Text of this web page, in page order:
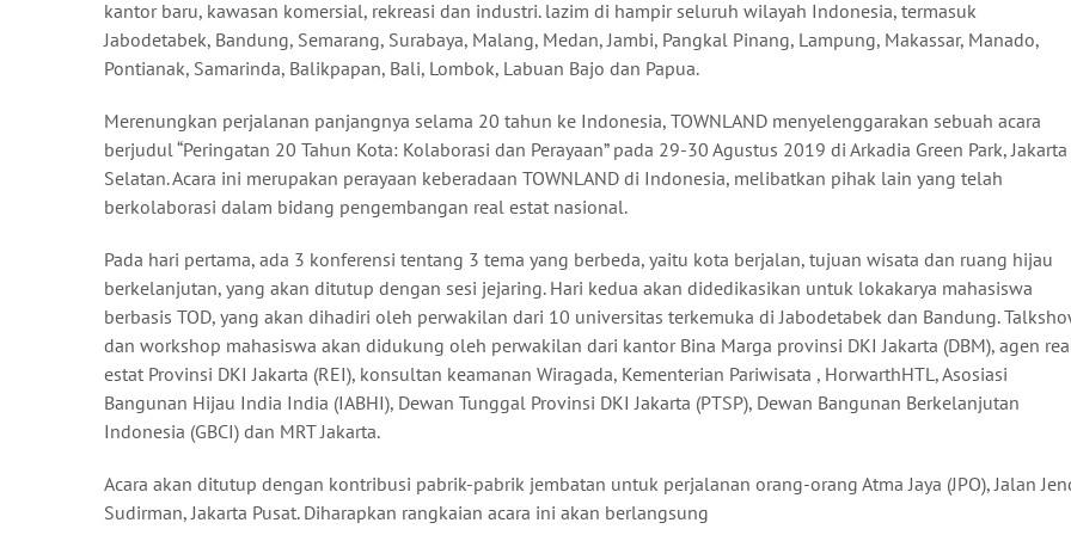
kantor baru, kawasan komersial, rekreasi dan industri. lazim di hampir seluruh wilayah Indonesia, termasuk
Jabodetabek, Bandung, Semarang, Surabaya, Malang, Medan, Jambi, Pangkal Pinang, Lampung, Makassar, Manado,
Pontianak, Samarinda, Balikpapan, Bali, Lombok, Labuan Bajo dan Papua.
Merenungkan perjalanan panjangnya selama 20 tahun ke Indonesia, TOWNLAND menyelenggarakan sebuah acara
berjudul “Peringatan 20 Tahun Kota: Kolaborasi dan Perayaan” pada 29-30 Agustus 2019 di Arkadia Green Park, Jakarta
Selatan. Acara ini merupakan perayaan keberadaan TOWNLAND di Indonesia, melibatkan pihak lain yang telah
berkolaborasi dalam bidang pengembangan real estat nasional.
Pada hari pertama, ada 3 konferensi tentang 3 tema yang berbeda, yaitu kota berjalan, tujuan wisata dan ruang hijau
berkelanjutan, yang akan ditutup dengan sesi jejaring. Hari kedua akan didedikasikan untuk lokakarya mahasiswa
berbasis TOD, yang akan dihadiri oleh perwakilan dari 10 universitas terkemuka di Jabodetabek dan Bandung.
dan workshop mahasiswa akan didukung oleh perwakilan dari kantor Bina Marga provinsi DKI Jakarta (DBM), agen
estat Provinsi DKI Jakarta (REI), konsultan keamanan Wiragada, Kementerian Pariwisata , HorwarthHTL, Asosiasi
Bangunan Hijau India India (IABHI), Dewan Tunggal Provinsi DKI Jakarta (PTSP), Dewan Bangunan Berkelanjutan
Indonesia (GBCI) dan MRT Jakarta.
Acara akan ditutup dengan kontribusi pabrik-pabrik jembatan untuk perjalanan orang-orang Atma Jaya (JPO), Jalan
Sudirman, Jakarta Pusat. Diharapkan rangkaian acara ini akan berlangsung